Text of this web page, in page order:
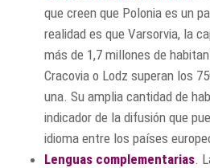
que creen que Polonia es un
realidad es que Varsorvia, la
más de 1,7 millones de
Cracovia o Lodz superan los
una. Su amplia cantidad de
indicador de la difusión que
idioma entre los países
Lenguas complementarias.